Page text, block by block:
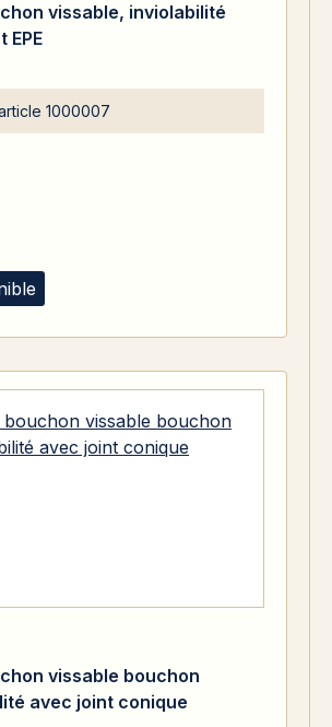
vissable, inviolabilité
EPE
1000007
vissable bouchon
avec joint conique